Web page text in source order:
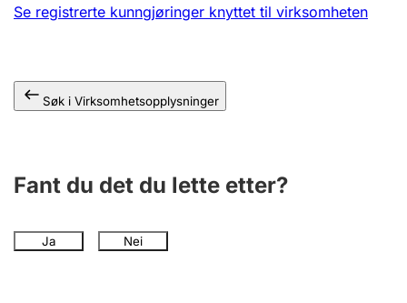
Offentlig sektor
Andre tema
Se registrerte kunngjøringer knyttet til virksomheten
Søk i Virksomhetsopplysninger
Fant du det du lette etter?
Ja Nei